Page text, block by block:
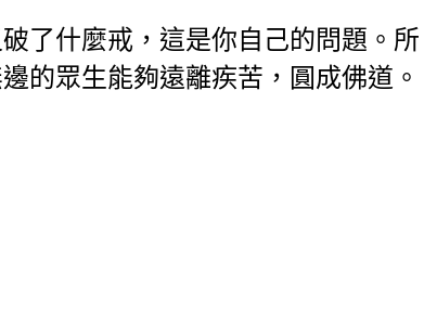
了什麼戒，這是你自己的問題。所
的眾生能夠遠離疾苦，圓成佛道。